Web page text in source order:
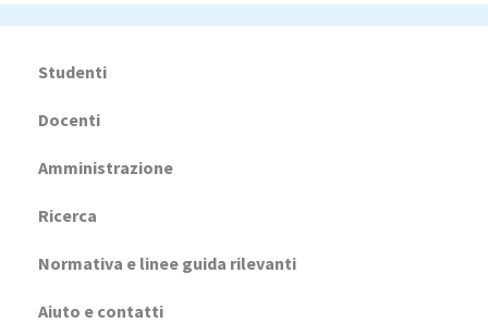
Navigazione
principale
Studenti
Docenti
Amministrazione
Ricerca
Normativa e linee guida rilevanti
Aiuto e contatti